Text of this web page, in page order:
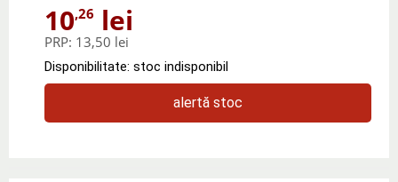
10,26 lei
PRP: 13,50 lei
Disponibilitate: stoc indisponibil
alertă stoc